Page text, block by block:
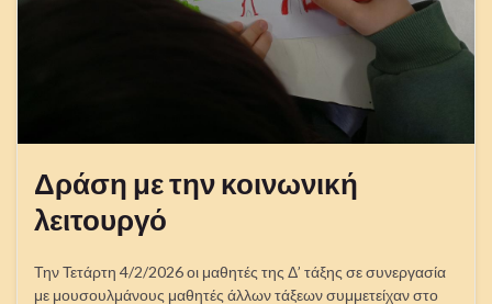
Δράση με την κοινωνική
λειτουργό
Την Τετάρτη 4/2/2026 οι μαθητές της Δ’ τάξης σε συνεργασία
με μουσουλμάνους μαθητές άλλων τάξεων συμμετείχαν στο